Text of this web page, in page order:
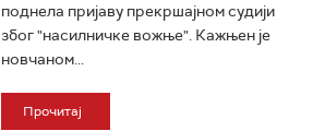
поднела пријаву прекршајном судији
због "насилничке вожње". Кажњен је
новчаном...
Прочитај